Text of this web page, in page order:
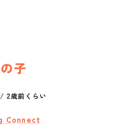
子
/2歳前くらい
Connect